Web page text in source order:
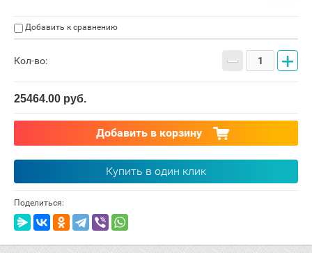
Добавить к сравнению
Кол-во: − +
25464.00 руб.
Добавить в корзину
Купить в один клик
Поделиться: